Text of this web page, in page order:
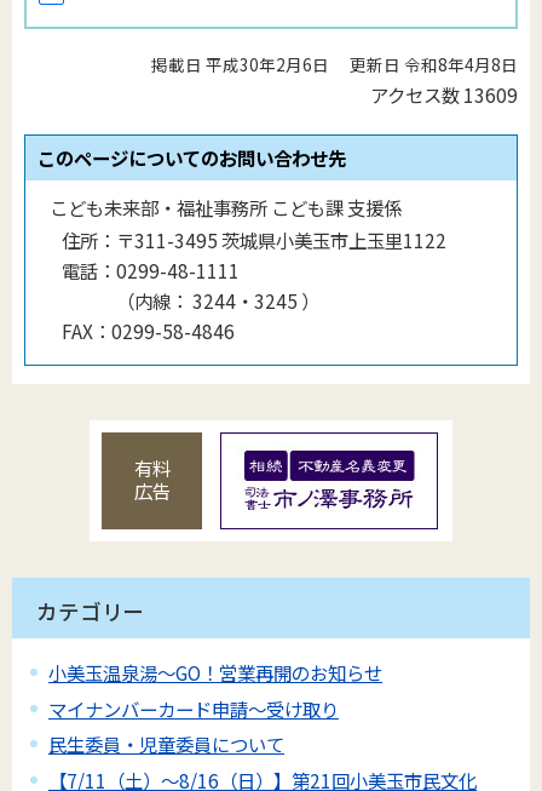
掲載日 平成30年2月6日 更新日 令和8年4月8日
アクセス数13609
このページについてのお問い合わせ先
こども未来部・福祉事務所 こども課 支援係
住所： 〒311-3495 茨城県小美玉市上玉里1122
電話： 0299-48-1111
（内線 ： 3244・3245 ）
FAX： 0299-58-4846
有料
広告
カテゴリー
小美玉温泉湯～GO！営業再開のお知らせ
マイナンバーカード申請～受け取り
民生委員・児童委員について
【7/11（土）～8/16（日）】第21回小美玉市民文化